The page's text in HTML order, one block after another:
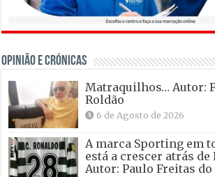
OPINIÃO E CRÓNICAS
Matraquilhos… Autor:
Roldão
6 de Agosto de 2026
A marca Sporting em
está a crescer atrás de
Autor: Paulo Freitas